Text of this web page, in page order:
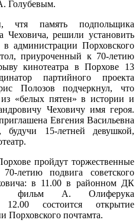
Голубевым.
чтя память подпольщика
Чеховича, решили установить
администрации Порховского
приуроченный к 70-летию
кинотеатра в Порхове 13
партийного проекта
Полозов подчеркнул, что
из «белых пятен» в истории и
Чеховичу имя героя.
Евгения Васильевна
15-летней девушкой,
пройдут торжественные
летию подвига советского
в 11.00 в районном ДК
фильм А. Олиферука
состоится открытие
Порховского почтамта.